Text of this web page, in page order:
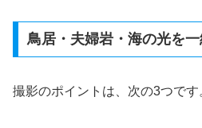
鳥居・夫婦岩・海の光を
撮影のポイントは、次の3つです